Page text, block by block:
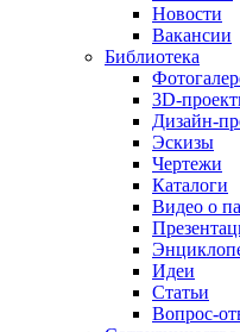
Новости
Вакансии
Библиотека
3D-
Дизайн-
Эскизы
Чертежи
Каталоги
Видео о
Идеи
Статьи
Вопрос-